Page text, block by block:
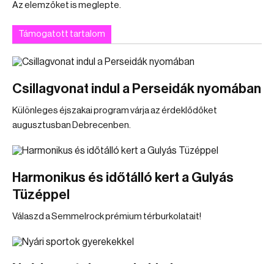
Az elemzőket is meglepte.
Támogatott tartalom
Csillagvonat indul a Perseidák nyomában
Különleges éjszakai program várja az érdeklődőket
augusztusban Debrecenben.
Harmonikus és időtálló kert a Gulyás
Tüzéppel
Válaszd a Semmelrock prémium térburkolatait!